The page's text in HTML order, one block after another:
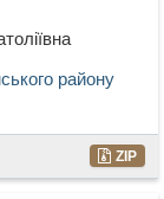
району
ZIP